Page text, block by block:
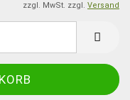
zzgl. MwSt. zzgl. Versand